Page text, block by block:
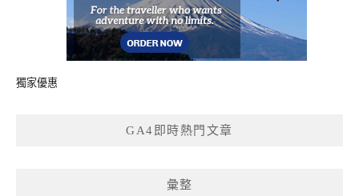
獨家優惠
GA4即時熱門文章
彙整